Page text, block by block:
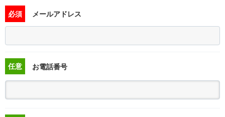
必須 メールアドレス
任意 お電話番号